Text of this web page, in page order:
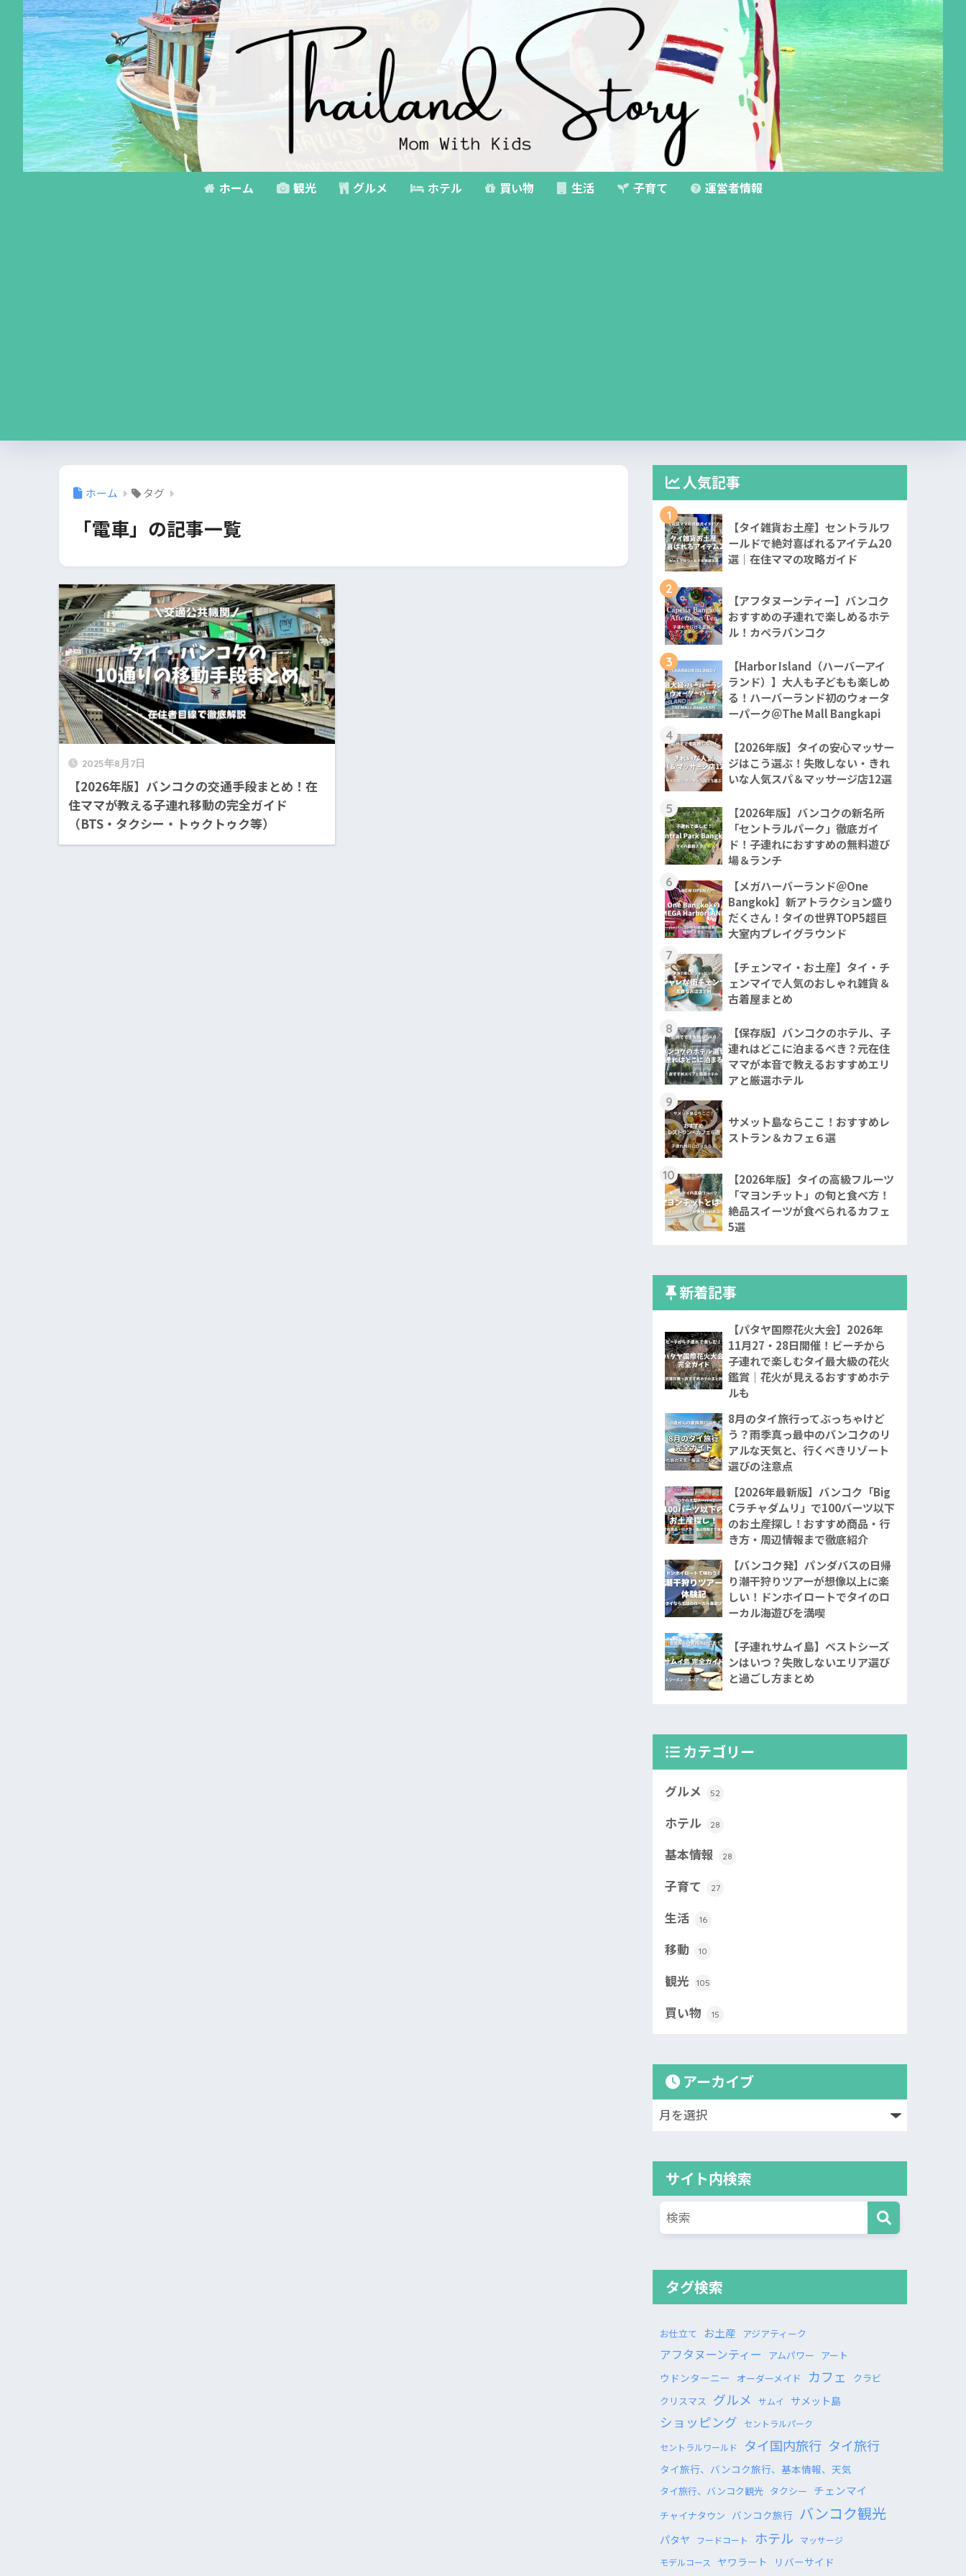
ホーム 観光 グルメ ホテル 買い物 生活 子育て 運営者情報
ホーム タグ
「電車」の記事一覧
2025年8月7日
【2026年版】バンコクの交通手段まとめ！在
住ママが教える子連れ移動の完全ガイド
（BTS・タクシー・トゥクトゥク等）
人気記事
1
【タイ雑貨お土産】セントラルワ
ールドで絶対喜ばれるアイテム20
選｜在住ママの攻略ガイド
2
【アフタヌーンティー】バンコク
おすすめの子連れで楽しめるホテ
ル！カペラバンコク
3
【Harbor Island（ハーバーアイ
ランド）】大人も子どもも楽しめ
る！ハーバーランド初のウォータ
ーパーク＠The Mall Bangkapi
4
【2026年版】タイの安心マッサー
ジはこう選ぶ！失敗しない・きれ
いな人気スパ＆マッサージ店12選
5
【2026年版】バンコクの新名所
「セントラルパーク」徹底ガイ
ド！子連れにおすすめの無料遊び
場＆ランチ
6
【メガハーバーランド＠One
Bangkok】新アトラクション盛り
だくさん！タイの世界TOP5超巨
大室内プレイグラウンド
7
【チェンマイ・お土産】タイ・チ
ェンマイで人気のおしゃれ雑貨＆
古着屋まとめ
8
【保存版】バンコクのホテル、子
連れはどこに泊まるべき？元在住
ママが本音で教えるおすすめエリ
アと厳選ホテル
9
サメット島ならここ！おすすめレ
ストラン＆カフェ６選
10
【2026年版】タイの高級フルーツ
「マヨンチット」の旬と食べ方！
絶品スイーツが食べられるカフェ
5選
新着記事
【パタヤ国際花火大会】2026年
11月27・28日開催！ビーチから
子連れで楽しむタイ最大級の花火
鑑賞｜花火が見えるおすすめホテ
ルも
8月のタイ旅行ってぶっちゃけど
う？雨季真っ最中のバンコクのリ
アルな天気と、行くべきリゾート
選びの注意点
【2026年最新版】バンコク「Big
Cラチャダムリ」で100バーツ以下
のお土産探し！おすすめ商品・行
き方・周辺情報まで徹底紹介
【バンコク発】パンダバスの日帰
り潮干狩りツアーが想像以上に楽
しい！ドンホイロートでタイのロ
ーカル海遊びを満喫
【子連れサムイ島】ベストシーズ
ンはいつ？失敗しないエリア選び
と過ごし方まとめ
カテゴリー
グルメ 52
ホテル 28
基本情報 28
子育て 27
生活 16
移動 10
観光 105
買い物 15
アーカイブ
サイト内検索
タグ検索
お仕立て お土産 アジアティーク
アフタヌーンティー アムパワー アート
ウドンターニー オーダーメイド カフェ
クラビ
クリスマス グルメ サムイ サメット島
ショッピング
セントラルパーク
セントラルワールド
タイ国内旅行 タイ旅行
タイ旅行、バンコク旅行、基本情報、天気
タイ旅行、バンコク観光 タクシー チェンマイ
チャイナタウン バンコク旅行 バンコク観光
パタヤ フードコート ホテル
マッサージ
モデルコース
ヤワラート リバーサイド